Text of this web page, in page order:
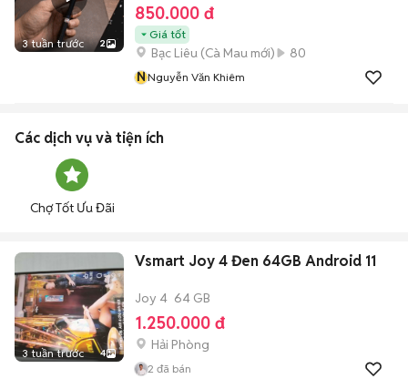
3 tuần trước 2
850.000 đ
Giá tốt
Bạc Liêu (Cà Mau mới)
80
NNguyễn Văn Khiêm
Các dịch vụ và tiện ích
Chợ Tốt Ưu Đãi
3 tuần trước 4
Vsmart Joy 4 Đen 64GB Android 11
Joy 4 64 GB
1.250.000 đ
Hải Phòng
2 đã bán